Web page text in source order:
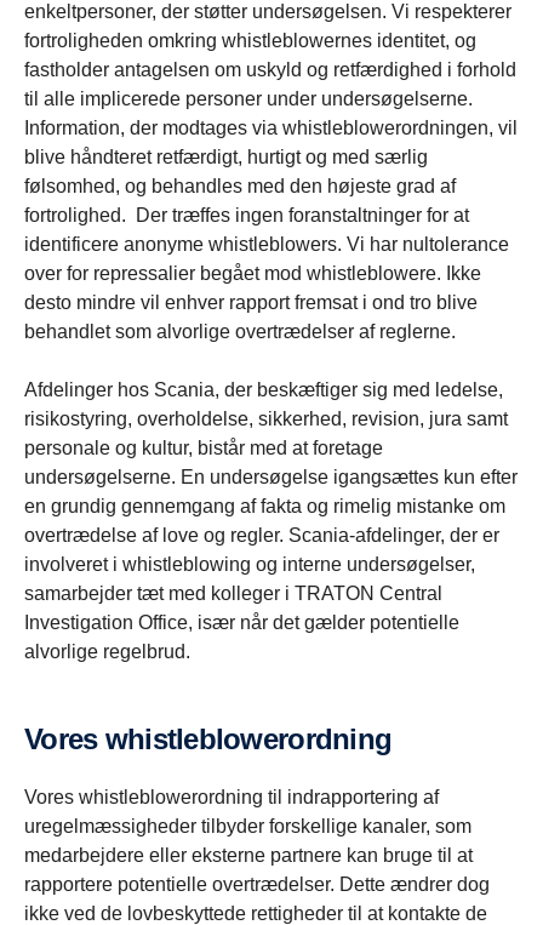
enkeltpersoner, der støtter undersøgelsen. Vi respekterer
fortroligheden omkring whistleblowernes identitet, og
fastholder antagelsen om uskyld og retfærdighed i forhold
til alle implicerede personer under undersøgelserne.
Information, der modtages via whistleblowerordningen, vil
blive håndteret retfærdigt, hurtigt og med særlig
følsomhed, og behandles med den højeste grad af
fortrolighed. Der træffes ingen foranstaltninger for at
identificere anonyme whistleblowers. Vi har nultolerance
over for repressalier begået mod whistleblowere. Ikke
desto mindre vil enhver rapport fremsat i ond tro blive
behandlet som alvorlige overtrædelser af reglerne.
Afdelinger hos Scania, der beskæftiger sig med ledelse,
risikostyring, overholdelse, sikkerhed, revision, jura samt
personale og kultur, bistår med at foretage
undersøgelserne. En undersøgelse igangsættes kun efter
en grundig gennemgang af fakta og rimelig mistanke om
overtrædelse af love og regler. Scania-afdelinger, der er
involveret i whistleblowing og interne undersøgelser,
samarbejder tæt med kolleger i TRATON Central
Investigation Office, især når det gælder potentielle
alvorlige regelbrud.
Vores whistleblowerordning
Vores whistleblowerordning til indrapportering af
uregelmæssigheder tilbyder forskellige kanaler, som
medarbejdere eller eksterne partnere kan bruge til at
rapportere potentielle overtrædelser. Dette ændrer dog
ikke ved de lovbeskyttede rettigheder til at kontakte de